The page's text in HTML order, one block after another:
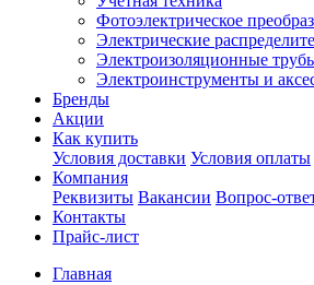
Фотоэлектрическое
Электрические
Электроизоляционные
Электроинструменты и
Бренды
Акции
Как купить
Условия доставки Условия оплаты
Компания
Реквизиты Вакансии Вопрос-
Контакты
Прайс-лист
Главная